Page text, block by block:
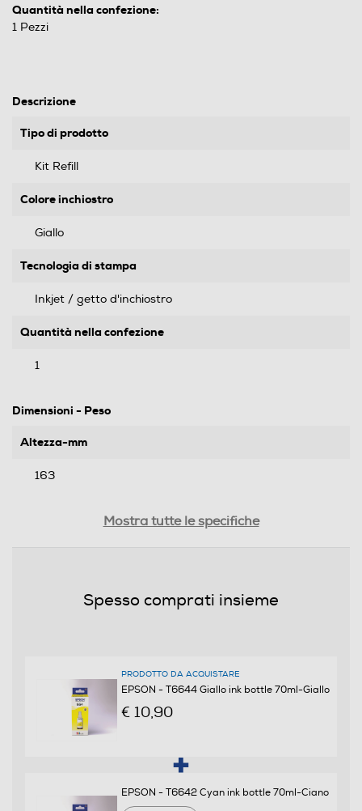
Quantità nella confezione:
1 Pezzi
Descrizione
Tipo di prodotto
Kit Refill
Colore inchiostro
Giallo
Tecnologia di stampa
Inkjet / getto d'inchiostro
Quantità nella confezione
1
Dimensioni - Peso
Altezza-mm
163
Compatibilità
2550, ET-2600, ET-2650, ET-4500, ET-14000
Mostra tutte le specifiche
Spesso comprati insieme
PRODOTTO DA ACQUISTARE
EPSON - T6644 Giallo ink bottle 70ml-Giallo
€ 10,90
EPSON - T6642 Cyan ink bottle 70ml-Ciano